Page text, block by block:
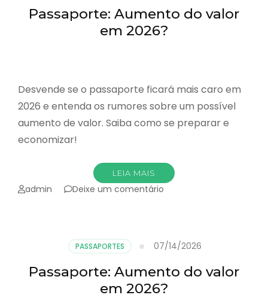
diferença!
Passaporte: Aumento do valor
em 2026?
Desvende se o passaporte ficará mais caro em
2026 e entenda os rumores sobre um possível
aumento de valor. Saiba como se preparar e
economizar!
LEIA MAIS
admin Deixe um comentário
em
2026?
PASSAPORTES 07/14/2026
Passaporte: Aumento do valor
em 2026?